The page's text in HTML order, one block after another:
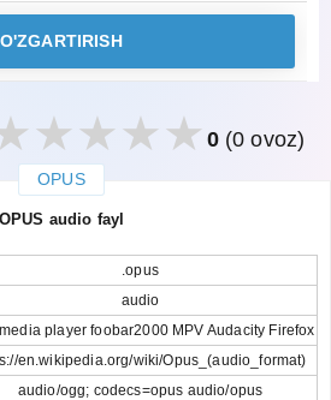
O'ZGARTIRISH
0(0 ovoz)
OPUS
OPUS audio fayl
.opus
audio
player foobar2000 MPV Audacity Firefox
en.wikipedia.org/wiki/Opus_(audio_format)
audio/ogg; codecs=opus audio/opus